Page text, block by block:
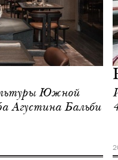
Южной
Агустина Бальби